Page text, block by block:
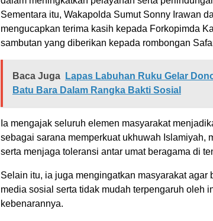
Sementara itu, Wakapolda Sumut Sonny Irawan
mengucapkan terima kasih kepada Forkopimda
sambutan yang diberikan kepada rombongan
Baca Juga
Lapas Labuhan Ruku Gelar
Batu Bara Dalam Rangka Bakti Sosial
Ia mengajak seluruh elemen masyarakat
sebagai sarana memperkuat ukhuwah Islamiyah,
serta menjaga toleransi antar umat beragama di
Selain itu, ia juga mengingatkan masyarakat agar
media sosial serta tidak mudah terpengaruh oleh
kebenarannya.